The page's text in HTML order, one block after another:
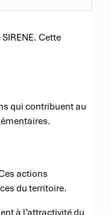
Cette
qui contribuent au
actions
du territoire.